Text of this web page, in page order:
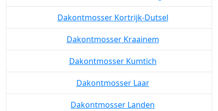
Dakontmosser Kortrijk-Dutsel
Dakontmosser Kraainem
Dakontmosser Kumtich
Dakontmosser Laar
Dakontmosser Landen